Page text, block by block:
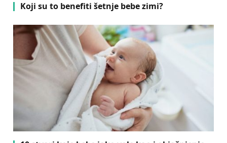
Koji su to benefiti šetnje bebe zimi?